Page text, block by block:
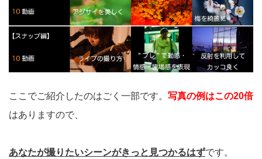
ここでご紹介したのはごく一部です。 写真の例はこの20倍
はありますので、
あなたが撮りたいシーンがきっと見つかるはずです。